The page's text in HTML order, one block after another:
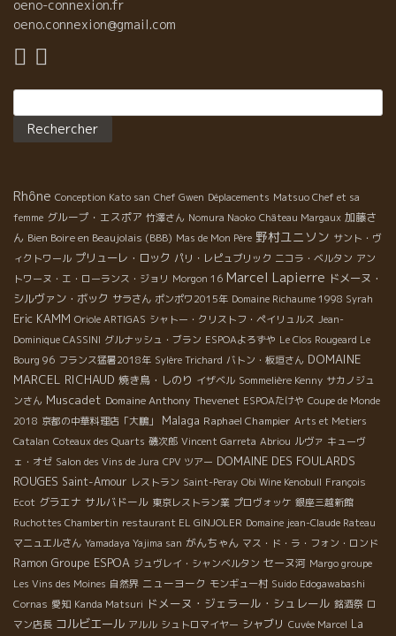
oeno-connexion.fr
oeno.connexion@gmail.com
Rhône Conception Kato san Chef Gwen Déplacements Matsuo Chef et sa
femme グループ・エスポア 竹澤さん Nomura Naoko Château Margaux 加藤さ
ん Bien Boire en Beaujolais (BBB) Mas de Mon Père 野村ユニソン サント・ヴ
ィクトワール プリューレ・ロック パリ・レピュブリック ニコラ・ベルタン アン
トワーヌ・エ・ローランス・ジョリ Morgon 16 Marcel Lapierre ドメーヌ・
シルヴァン・ボック サラさん ポンポワ2015年 Domaine Richaume 1998 Syrah
Eric KAMM Oriole ARTIGAS シャトー・クリストフ・ペイリュルス Jean-
Dominique CASSINI グルナッシュ・ブラン ESPOAよろずや Le Clos Rougeard Le
Bourg 96 フランス猛暑2018年 Sylère Trichard バトン・板垣さん DOMAINE
MARCEL RICHAUD 焼き鳥・しのり イザベル Sommelière Kenny サカノジュ
ンさん Muscadet Domaine Anthony Thevenet ESPOAたけや Coupe de Monde
2018 京都の中華料理店「大鵬」 Malaga Raphael Champier Arts et Metiers
Catalan Coteaux des Quarts 磯次郎 Vincent Garreta Abriou ルヴァ キューヴ
ェ・オゼ Salon des Vins de Jura CPV ツアー DOMAINE DES FOULARDS
ROUGES Saint-Amour レストラン Saint-Peray Obi Wine Kenobull François
Ecot グラエナ サルバドール 東京レストラン業 プロヴォッケ 銀座三越新館
Ruchottes Chambertin restaurant EL GINJOLER Domaine jean-Claude Rateau
マニュエルさん Yamadaya Yajima san がんちゃん マス・ド・ラ・フォン・ロンド
Ramon Groupe ESPOA ジュヴレイ・シャンベルタン セーヌ河 Margo groupe
Les Vins des Moines 自然界 ニューヨーク モンギュー村 Suido Edogawabashi
Cornas 愛知 Kanda Matsuri ドメーヌ・ジェラール・シュレール 銘酒祭 ロ
マン店長 コルビエール アルル シュトロマイヤー シャブリ Cuvée Marcel La